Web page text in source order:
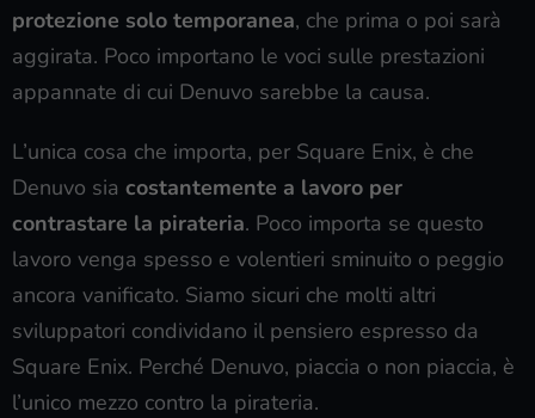
protezione solo temporanea, che prima o poi sarà
aggirata. Poco importano le voci sulle prestazioni
appannate di cui Denuvo sarebbe la causa.
L’unica cosa che importa, per Square Enix, è che
Denuvo sia costantemente a lavoro per
contrastare la pirateria. Poco importa se questo
lavoro venga spesso e volentieri sminuito o peggio
ancora vanificato. Siamo sicuri che molti altri
sviluppatori condividano il pensiero espresso da
Square Enix. Perché Denuvo, piaccia o non piaccia, è
l’unico mezzo contro la pirateria.